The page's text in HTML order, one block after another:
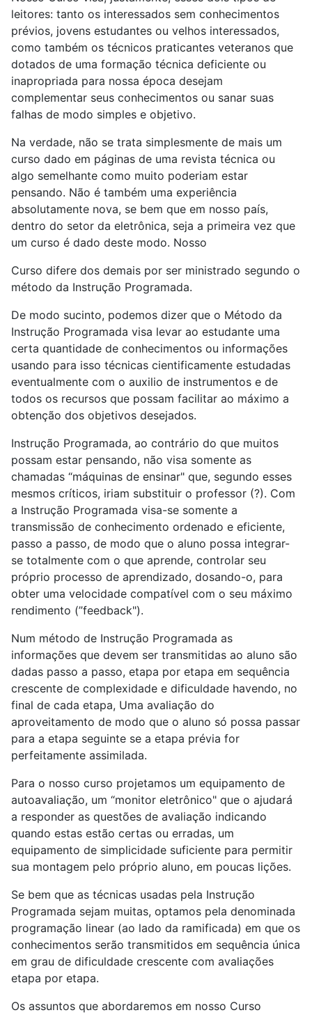
leitores: tanto os interessados sem conhecimentos
prévios, jovens estudantes ou velhos interessados,
como também os técnicos praticantes veteranos que
dotados de uma formação técnica deficiente ou
inapropriada para nossa época desejam
complementar seus conhecimentos ou sanar suas
falhas de modo simples e objetivo.
Na verdade, não se trata simplesmente de mais um
curso dado em páginas de uma revista técnica ou
algo semelhante como muito poderiam estar
pensando. Não é também uma experiência
absolutamente nova, se bem que em nosso país,
dentro do setor da eletrônica, seja a primeira vez que
um curso é dado deste modo. Nosso
Curso difere dos demais por ser ministrado segundo o
método da Instrução Programada.
De modo sucinto, podemos dizer que o Método da
Instrução Programada visa levar ao estudante uma
certa quantidade de conhecimentos ou informações
usando para isso técnicas cientificamente estudadas
eventualmente com o auxilio de instrumentos e de
todos os recursos que possam facilitar ao máximo a
obtenção dos objetivos desejados.
Instrução Programada, ao contrário do que muitos
possam estar pensando, não visa somente as
chamadas “máquinas de ensinar" que, segundo esses
mesmos críticos, iriam substituir o professor (?). Com
a Instrução Programada visa-se somente a
transmissão de conhecimento ordenado e eficiente,
passo a passo, de modo que o aluno possa integrar-
se totalmente com o que aprende, controlar seu
próprio processo de aprendizado, dosando-o, para
obter uma velocidade compatível com o seu máximo
rendimento (”feedback").
Num método de Instrução Programada as
informações que devem ser transmitidas ao aluno são
dadas passo a passo, etapa por etapa em sequência
crescente de complexidade e dificuldade havendo, no
final de cada etapa, Uma avaliação do
aproveitamento de modo que o aluno só possa passar
para a etapa seguinte se a etapa prévia for
perfeitamente assimilada.
Para o nosso curso projetamos um equipamento de
autoavaliação, um “monitor eletrônico" que o ajudará
a responder as questões de avaliação indicando
quando estas estão certas ou erradas, um
equipamento de simplicidade suficiente para permitir
sua montagem pelo próprio aluno, em poucas lições.
Se bem que as técnicas usadas pela Instrução
Programada sejam muitas, optamos pela denominada
programação linear (ao lado da ramificada) em que os
conhecimentos serão transmitidos em sequência única
em grau de dificuldade crescente com avaliações
etapa por etapa.
Os assuntos que abordaremos em nosso Curso